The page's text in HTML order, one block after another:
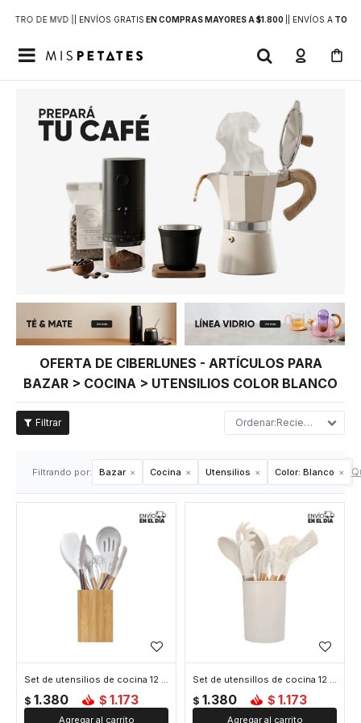
DE MVD | | ENVÍOS GRATIS EN COMPRAS MAYORES A $1.800 | ENVÍOS ATODO

OFERTA DE CIBERLUNES - ARTÍCULOS PARA
BAZAR > COCINA > UTENSILIOS COLOR BLANCO
Recientes
Filtrando por: Bazar Cocina Utensilios Color: Blanco
Set de utensilios de cocina 12 accesorios soporte bambú - Blanco
$ 1.380 $ 1.173
Set de utensillos de cocina 12 accesorios - Blanco
$ 1.380 $ 1.173